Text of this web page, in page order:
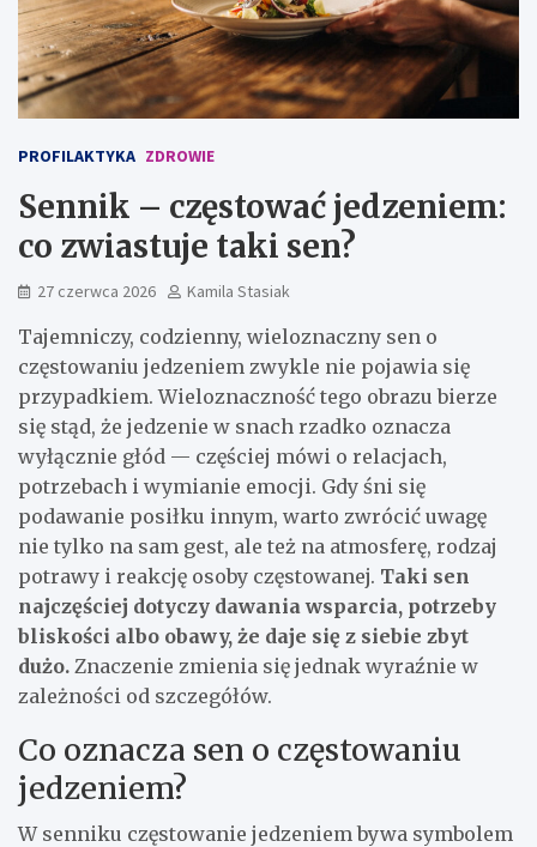
PROFILAKTYKA ZDROWIE
Sennik – częstować jedzeniem:
co zwiastuje taki sen?
27 czerwca 2026 Kamila Stasiak
Tajemniczy, codzienny, wieloznaczny sen o
częstowaniu jedzeniem zwykle nie pojawia się
przypadkiem. Wieloznaczność tego obrazu bierze
się stąd, że jedzenie w snach rzadko oznacza
wyłącznie głód — częściej mówi o relacjach,
potrzebach i wymianie emocji. Gdy śni się
podawanie posiłku innym, warto zwrócić uwagę
nie tylko na sam gest, ale też na atmosferę, rodzaj
potrawy i reakcję osoby częstowanej. Taki sen
najczęściej dotyczy dawania wsparcia, potrzeby
bliskości albo obawy, że daje się z siebie zbyt
dużo. Znaczenie zmienia się jednak wyraźnie w
zależności od szczegółów.
Co oznacza sen o częstowaniu
jedzeniem?
W senniku częstowanie jedzeniem bywa symbolem